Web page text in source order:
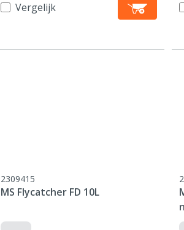
Vergelijk
2309415
MS Flycatcher FD 10L